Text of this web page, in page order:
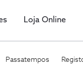
Loja Online
Passatempos